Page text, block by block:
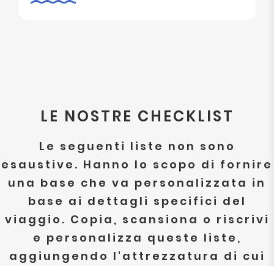
LE NOSTRE CHECKLIST
Le seguenti liste non sono
esaustive. Hanno lo scopo di fornire
una base che va personalizzata in
base ai dettagli specifici del
viaggio. Copia, scansiona o riscrivi
e personalizza queste liste,
aggiungendo l'attrezzatura di cui